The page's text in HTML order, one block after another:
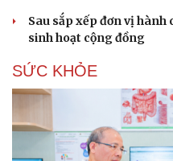
Sau sắp xếp đơn vị
sinh hoạt cộng đồng
SỨC KHỎE